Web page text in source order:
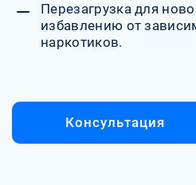
Перезагрузка для
избавлению от
наркотиков.
Консультация